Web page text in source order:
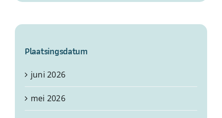
Plaatsingsdatum
juni 2026
mei 2026